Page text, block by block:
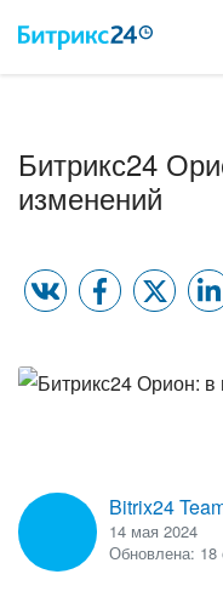
ЦЕНЫ
ВНЕДРЕНИЕ
Битрикс24
изменений
Bitrix24
14 мая 2024
Обновлена: 18